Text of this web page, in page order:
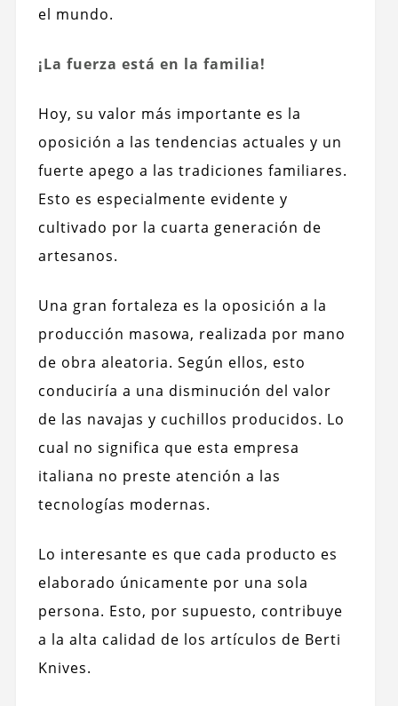
el mundo.
¡La fuerza está en la familia!
Hoy, su valor más importante es la
oposición a las tendencias actuales y un
fuerte apego a las tradiciones familiares.
Esto es especialmente evidente y
cultivado por la cuarta generación de
artesanos.
Una gran fortaleza es la oposición a la
producción masowa, realizada por mano
de obra aleatoria. Según ellos, esto
conduciría a una disminución del valor
de las navajas y cuchillos producidos. Lo
cual no significa que esta empresa
italiana no preste atención a las
tecnologías modernas.
Lo interesante es que cada producto es
elaborado únicamente por una sola
persona. Esto, por supuesto, contribuye
a la alta calidad de los artículos de Berti
Knives.